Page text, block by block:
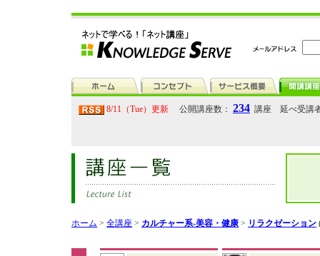
8/11（Tue）更新 公開講座数： 234 講座 延べ受講
ホーム > 全講座 > カルチャー系-美容・健康 > リラクゼーション